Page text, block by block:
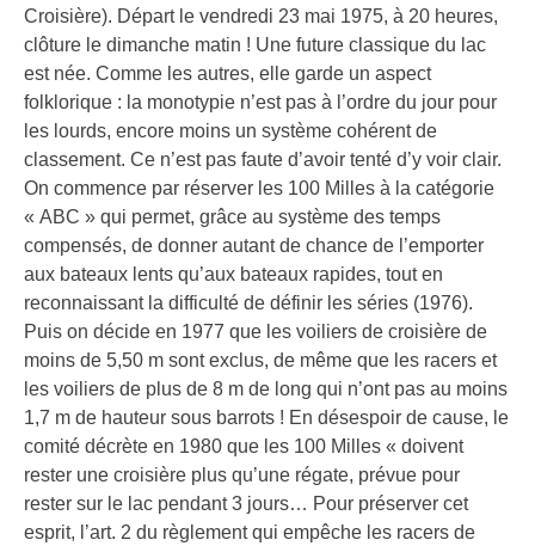
Croisière). Départ le vendredi 23 mai 1975, à 20 heures,
clôture le dimanche matin ! Une future classique du lac
est née. Comme les autres, elle garde un aspect
folklorique : la monotypie n’est pas à l’ordre du jour pour
les lourds, encore moins un système cohérent de
classement. Ce n’est pas faute d’avoir tenté d’y voir clair.
On commence par réserver les 100 Milles à la catégorie
« ABC » qui permet, grâce au système des temps
compensés, de donner autant de chance de l’emporter
aux bateaux lents qu’aux bateaux rapides, tout en
reconnaissant la difficulté de définir les séries (1976).
Puis on décide en 1977 que les voiliers de croisière de
moins de 5,50 m sont exclus, de même que les racers et
les voiliers de plus de 8 m de long qui n’ont pas au moins
1,7 m de hauteur sous barrots ! En désespoir de cause, le
comité décrète en 1980 que les 100 Milles « doivent
rester une croisière plus qu’une régate, prévue pour
rester sur le lac pendant 3 jours… Pour préserver cet
esprit, l’art. 2 du règlement qui empêche les racers de